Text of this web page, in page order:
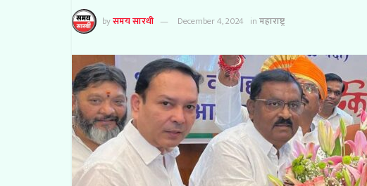
byसमय सारथी December 4, 2024 inमहाराष्ट्र